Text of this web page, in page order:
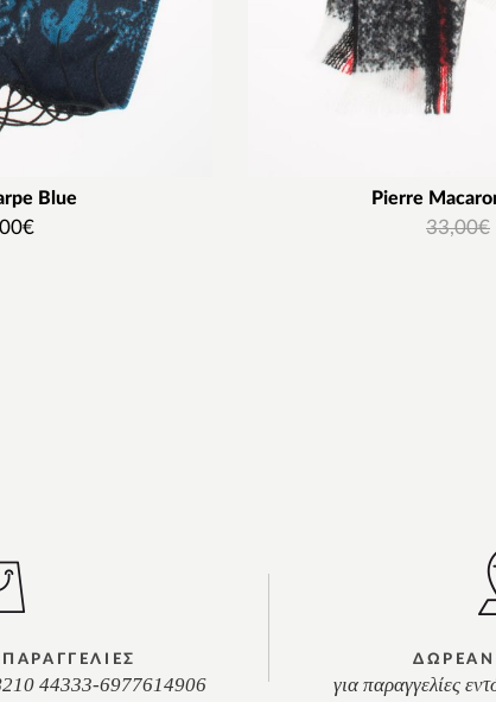
Blue
€
Pierre
33,00€
44333-6977614906 για παραγγελίες